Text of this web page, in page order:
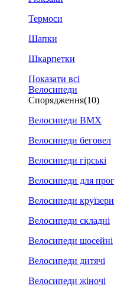
Термоси
Шапки
Шкарпетки
Показати всі
Велосипеди
Спорядження(10)
Велосипеди BMX
Велосипеди беговел
Велосипеди гірські
Велосипеди для
Велосипеди круїзери
Велосипеди складні
Велосипеди шосейні
Велосипеди дитячі
Велосипеди жіночі